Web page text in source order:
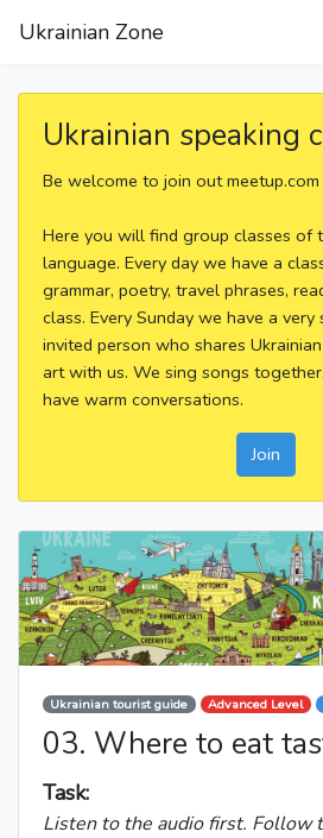
Ukrainian Zone
Ukrainian speaking
Be welcome to join out
Here you will find group classes of
language. Every day we have a
grammar, poetry, travel phrases,
class. Every Sunday we have a
invited person who shares
art with us. We sing songs
have warm conversations.
Join
Ukrainian tourist guide Advanced Level
03. Where to eat
Task:
Listen to the audio first. Follow